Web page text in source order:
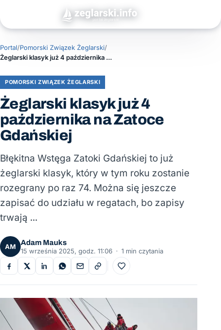
Portal/Pomorski Związek Żeglarski/
Żeglarski klasyk już 4 października na Zatoce Gdańskiej
POMORSKI ZWIĄZEK ŻEGLARSKI
Żeglarski klasyk już 4
października na Zatoce
Gdańskiej
Błękitna Wstęga Zatoki Gdańskiej to już
żeglarski klasyk, który w tym roku zostanie
rozegrany po raz 74. Można się jeszcze
zapisać do udziału w regatach, bo zapisy
trwają …
AM
Adam Mauks
15 września 2025, godz. 11:06 · 1 min czytania
Do ulubionych